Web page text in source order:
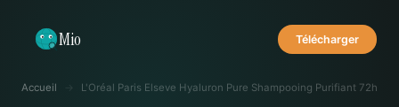
Mio Télécharger
Accueil → L'Oréal Paris Elseve Hyaluron Pure Shampooing Purifiant 72h